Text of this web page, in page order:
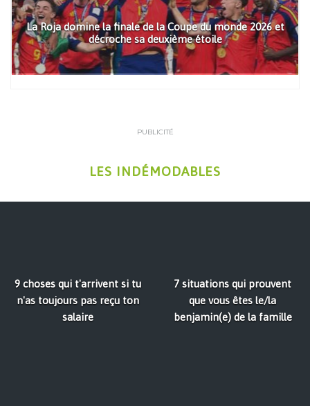
La Roja domine la finale de la Coupe du monde 2026 et
décroche sa deuxième étoile
PUBLICITÉ
LES INDÉMODABLES
9 choses qui t'arrivent si tu
n'as toujours pas reçu ton
salaire
7 situations qui prouvent
que vous êtes le/la
benjamin(e) de la famille